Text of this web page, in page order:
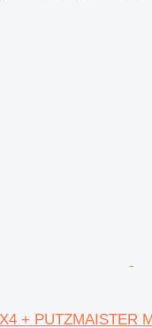
+ PUTZMAISTER